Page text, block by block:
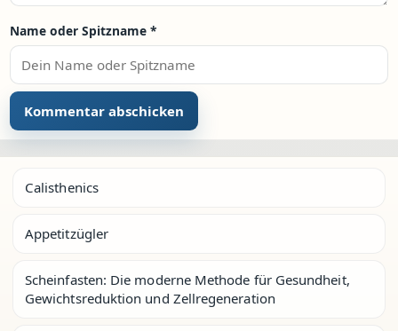
Name oder Spitzname *
Calisthenics
Appetitzügler
Scheinfasten: Die moderne Methode für Gesundheit,
Gewichtsreduktion und Zellregeneration